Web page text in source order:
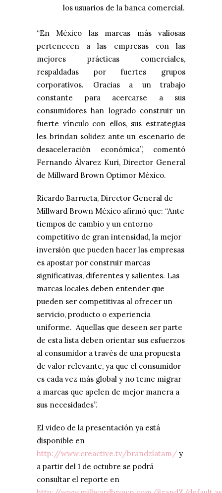
los usuarios de la banca comercial.
“En México las marcas más valiosas
pertenecen a las empresas con las
mejores prácticas comerciales,
respaldadas por fuertes grupos
corporativos. Gracias a un trabajo
constante para acercarse a sus
consumidores han logrado construir un
fuerte vínculo con ellos, sus estrategias
les brindan solidez ante un escenario de
desaceleración económica”, comentó
Fernando Álvarez Kuri, Director General
de Millward Brown Optimor México.
Ricardo Barrueta, Director General de
Millward Brown México afirmó que: “Ante
tiempos de cambio y un entorno
competitivo de gran intensidad, la mejor
inversión que pueden hacer las empresas
es apostar por construir marcas
significativas, diferentes y salientes. Las
marcas locales deben entender que
pueden ser competitivas al ofrecer un
servicio, producto o experiencia
uniforme. Aquellas que deseen ser parte
de esta lista deben orientar sus esfuerzos
al consumidor a través de una propuesta
de valor relevante, ya que el consumidor
es cada vez más global y no teme migrar
a marcas que apelen de mejor manera a
sus necesidades”.
El video de la presentación ya está
disponible en
http://www.creactive.tv/brandzlatam/ y
a partir del 1 de octubre se podrá
consultar el reporte en